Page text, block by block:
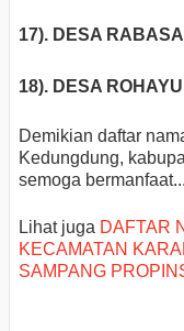
17). DESA
18). DESA
Demikian daftar
Kedungdung,
semoga
Lihat juga DAFTAR
KECAMATAN
SAMPANG